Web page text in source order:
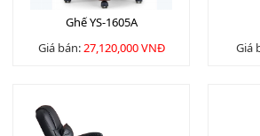
Ghế YS-1605A
Giá bán:27,120,000 VNĐ
Giá